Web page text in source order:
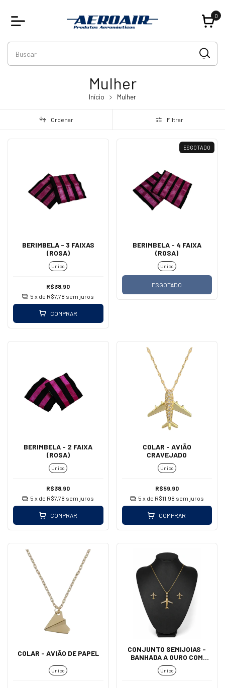
0
Mulher
Início Mulher
Ordenar Filtrar
BERIMBELA - 3 FAIXAS
(ROSA)
Único
R$38,90
5 x de R$7,78 sem juros
COMPRAR
ESGOTADO
BERIMBELA - 4 FAIXA
(ROSA)
Único
ESGOTADO
BERIMBELA - 2 FAIXA
(ROSA)
Único
R$38,90
5 x de R$7,78 sem juros
COMPRAR
COLAR - AVIÃO
CRAVEJADO
Único
R$59,90
5 x de R$11,98 sem juros
COMPRAR
COLAR - AVIÃO DE PAPEL
Único
CONJUNTO SEMIJOIAS -
BANHADA A OURO COM
ZIRCÔNIAS
Único